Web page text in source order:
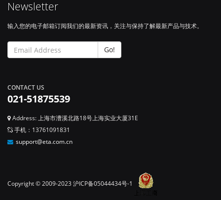
Newsletter
输入您的电子邮箱订阅我们的最新资讯，关注与保持了解最新产品与技术。
Go!
CONTACT US
021-51875539
Address: 上海市漕溪北路18号上海实业大厦31E
手机：13761091831
support@eta.com.cn
Copyright © 2009-2023 沪ICP备05044434号-1